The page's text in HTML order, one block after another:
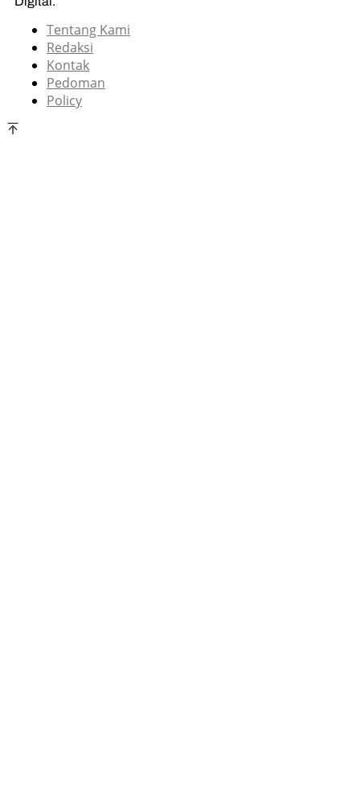
Tentang Kami
Redaksi
Kontak
Pedoman
Policy